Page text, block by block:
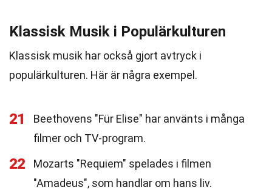
Klassisk Musik i Populärkulturen
Klassisk musik har också gjort avtryck i
populärkulturen. Här är några exempel.
21
Beethovens "Für Elise" har använts i många
filmer och TV-program.
22
Mozarts "Requiem" spelades i filmen
"Amadeus", som handlar om hans liv.